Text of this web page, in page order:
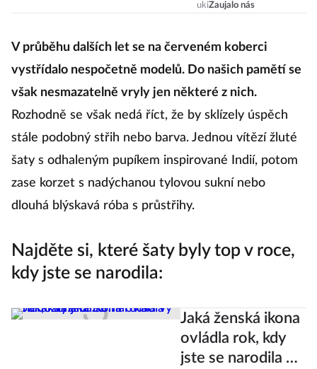
oblékl za
let
nejodvážnější
model?
ukiZaujalo nás
V průběhu dalších let se na červeném koberci
vystřídalo nespočetně modelů. Do našich pamětí se
však nesmazatelně vryly jen některé z nich.
Rozhodně se však nedá říct, že by sklízely úspěch
stále podobný střih nebo barva. Jednou vítězí žluté
šaty s odhaleným pupíkem inspirované Indií, potom
zase korzet s nadýchanou tylovou sukní nebo
dlouhá blýskavá róba s průstřihy.
Najděte si, které šaty byly top v roce,
kdy jste se narodila:
Jaká ženská ikona
ovládla rok, kdy
jste se narodila vy